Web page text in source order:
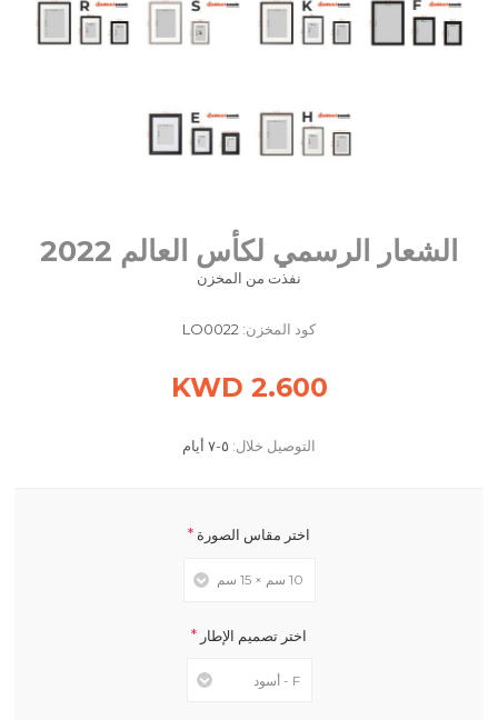
الشعار الرسمي لكأس العالم 2022
نفذت من المخزن
كود المخزن: LO0022
2.600 KWD
التوصيل خلال: ٥-٧ أيام
اختر مقاس الصورة *
اختر تصميم الإطار *